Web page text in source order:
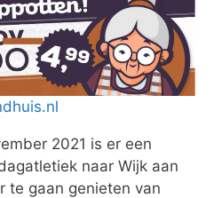
2021 is er een
naar Wijk aan
te gaan genieten van